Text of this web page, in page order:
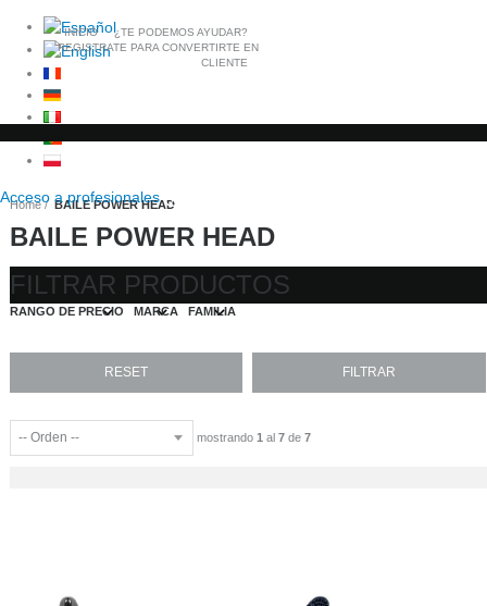
Acceso aprofesionales
INICIO
¿TE PODEMOS AYUDAR?
REGISTRATE PARA CONVERTIRTE EN
CLIENTE
Home BAILE POWER HEAD
BAILE POWER HEAD
FILTRAR PRODUCTOS
RANGO DE PRECIO MARCA FAMILIA
mostrando 1 al 7de 7